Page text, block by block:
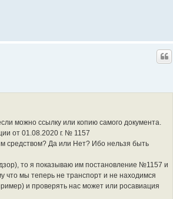
можно ссылку или копию самого документа.
от 01.08.2020 г. № 1157
средством? Да или Нет? Ибо нельзя быть
то я показываю им постановление №1157 и
мы теперь не транспорт и не находимся
и проверять нас может или росавиация